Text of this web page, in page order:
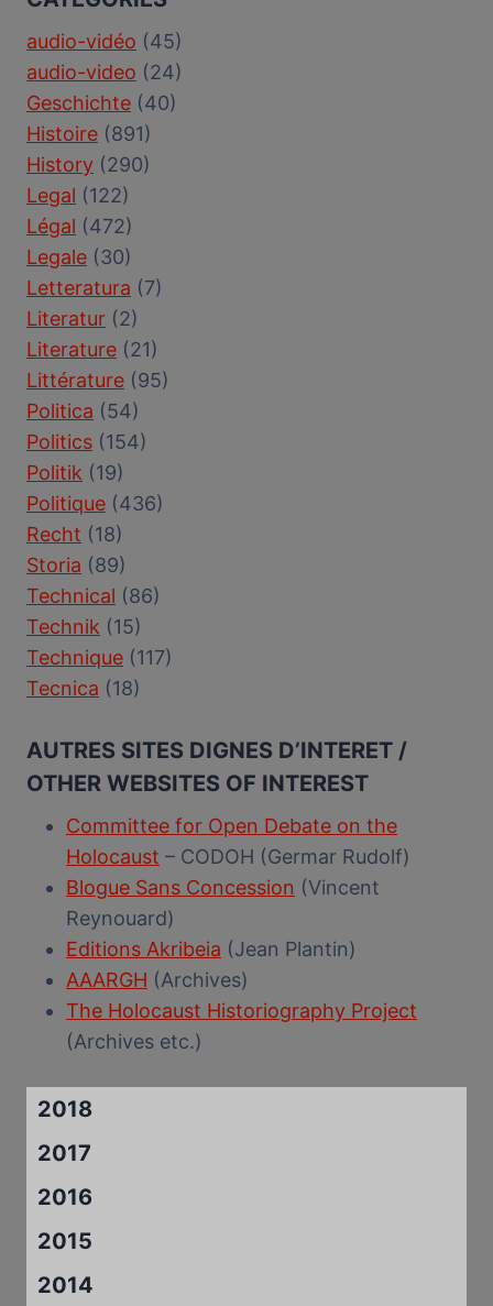
audio-vidéo (45)
audio-video (24)
Geschichte (40)
Histoire (891)
History (290)
Legal (122)
Légal (472)
Legale (30)
Letteratura (7)
Literatur (2)
Literature (21)
Littérature (95)
Politica (54)
Politics (154)
Politik (19)
Politique (436)
Recht (18)
Storia (89)
Technical (86)
Technik (15)
Technique (117)
Tecnica (18)
AUTRES SITES DIGNES D’INTERET /
OTHER WEBSITES OF INTEREST
Committee for Open Debate on the
Holocaust – CODOH (Germar Rudolf)
Blogue Sans Concession (Vincent
Reynouard)
Editions Akribeia (Jean Plantin)
AAARGH (Archives)
The Holocaust Historiography Project
(Archives etc.)
2018
2017
2016
2015
2014